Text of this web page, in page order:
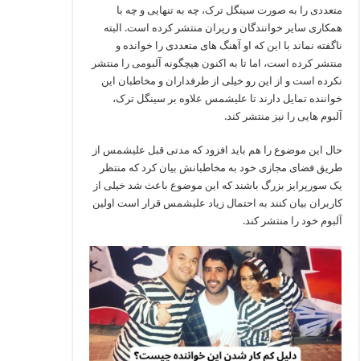
متعددی را به صورت سینگل ترک، چه به تنهایی و چه با
همکاری سایر خوانندگان و رپران منتشر کرده است. البته
ناگفته نماند با این که او آهنگ های متعددی را خوانده و
منتشر کرده است، اما تا به اکنون هیچگونه آلبومی را منتشر
نکرده است و از این رو خیلی از طرفداران و مخاطبان این
خواننده تمایل دارند تا علیشمس علاوه بر سینگل ترک،
آلبوم هایی را نیز منتشر کند.
حال این موضوع را هم باید افزود که مدتی قبل علیشمس از
طریق فضای مجازی خود به مخاطبانش بیان کرد که منتظر
یک سورپرایز بزرگ باشند که این موضوع باعث شد خیلی از
کاربران بیان کنند به احتمال زیاد علیشمس قرار است اولین
آلبوم خود را منتشر کند.